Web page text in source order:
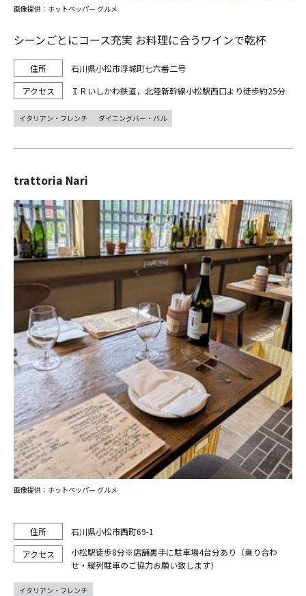
シーンごとにコース充実 お料理に合うワインで乾杯
石川県小松市浮城町七六番二号
ＩＲいしかわ鉄道，北陸新幹線小松駅西口より徒歩約25分
画像提供：ホットペッパー グルメ
イタリアン・フレンチ ダイニングバー・バル
trattoria Nari
石川県小松市西町69-1
小松駅徒歩8分※店舗裏手に駐車場4台分あり（乗り合わ
せ・縦列駐車のご協力お願い致します）
画像提供：ホットペッパー グルメ
イタリアン・フレンチ